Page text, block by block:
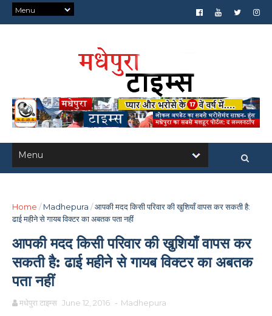
Home / Madhepura /आपकी मदद किसी परिवार की खुशियाँ वापस कर सकती है:
ढाई महीने से गायब विक्टर का अबतक पता नहीं
आपकी मदद किसी परिवार की खुशियाँ वापस कर
सकती है: ढाई महीने से गायब विक्टर का अबतक
पता नहीं
मधेपुरा टाइम्स June 12, 2016 - Madhepura